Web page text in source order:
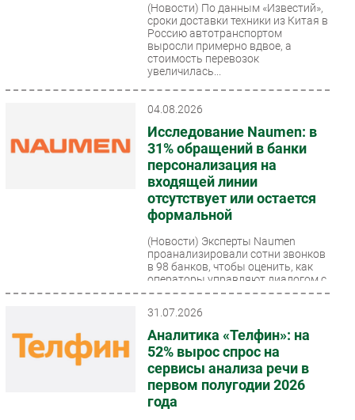
Регулирование
РАЗДЕЛЫ
(Новости) По данным «Известий»,
сроки доставки техники из Китая в
Россию автотранспортом
выросли примерно вдвое, а
стоимость перевозок
увеличилась...
04.08.2026
Исследование Naumen: в
31% обращений в банки
персонализация на
входящей линии
отсутствует или остается
формальной
(Новости) Эксперты Naumen
проанализировали сотни звонков
в 98 банков, чтобы оценить, как
операторы управляют диалогом с
клиентом на входящей...
31.07.2026
Аналитика «Телфин»: на
52% вырос спрос на
сервисы анализа речи в
первом полугодии 2026
года